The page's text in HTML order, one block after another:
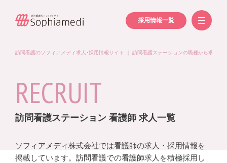
採用情報一覧
訪問看護のソフィアメディ求人･採用情報サイト 訪問看護ステーションの職種から求人を
RECRUIT
訪問看護ステーション 看護師 求人一覧
ソフィアメディ株式会社では看護師の求人・採用情報を
掲載しています。訪問看護での看護師求人を積極採用し